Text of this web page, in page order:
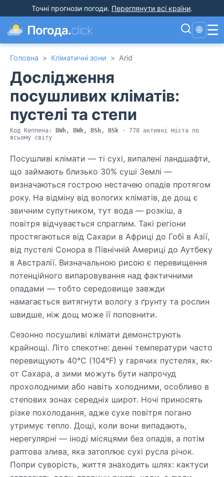
Точні прогнози погоди. Переглянути всі країни.
Погода.click 🌐 ☰
Головна > Кліматичні зони > Arid
Дослідження
посушливих кліматів:
пустелі та степи
Код Кеппена: BWh, BWk, BSh, BSk · 778 активні міста по
всьому світу
Посушливі клімати — ті сухі, випалені ландшафти,
що займають близько 30% суші Землі —
визначаються гострою нестачею опадів протягом
року. На відміну від вологих кліматів, де дощ є
звичним супутником, тут вода — розкіш, а
повітря відчувається спраглим. Такі регіони
простягаються від Сахари в Африці до Гобі в Азії,
від пустелі Сонора в Північній Америці до Аутбеку
в Австралії. Визначальною рисою є перевищення
потенційного випаровування над фактичними
опадами — тобто середовище завжди
намагається витягнути вологу з ґрунту та рослин
швидше, ніж дощ може її поповнити.
Сезонно посушливі клімати демонструють
крайнощі. Літо спекотне: денні температури часто
перевищують 40°C (104°F) у гарячих пустелях, як-
от Сахара, а зими можуть бути напрочуд
прохолодними або навіть холодними, особливо в
степових зонах середніх широт. Ночі приносять
різке похолодання, адже сухе повітря погано
утримує тепло. Дощі, коли вони випадають,
нерегулярні — іноді місяцями без опадів, а потім
раптова злива, яка затоплює сухі русла річок.
Попри суворість, життя знаходить шлях: кактуси